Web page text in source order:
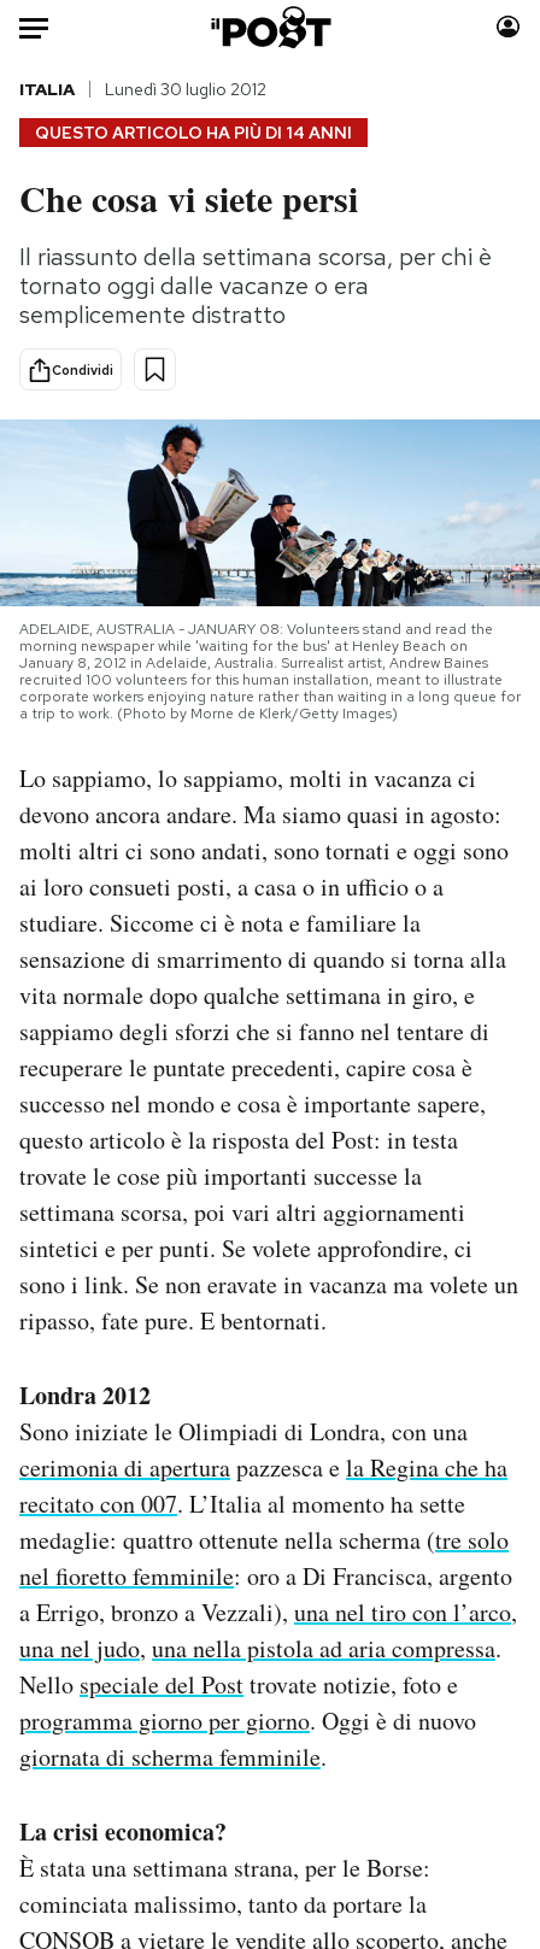
HOME
Italia
Politica
Tecnologia
Scienza
Economia
Moda
Consumismi
PODCAST
NEWSLETTER
SHOP
AREA PERSONALE
Area Personale
Newsletter
Notifiche mobile
Regala il Post
QUESTO ARTICOLO HA PIÙ DI 14 ANNI
ITALIA Lunedì 30 luglio 2012
Che cosa vi siete persi
Il riassunto della settimana scorsa, per chi è
tornato oggi dalle vacanze o era
semplicemente distratto
Condividi
ADELAIDE, AUSTRALIA - JANUARY 08: Volunteers stand and read the
morning newspaper while 'waiting for the bus' at Henley Beach on
January 8, 2012 in Adelaide, Australia. Surrealist artist, Andrew Baines
recruited 100 volunteers for this human installation, meant to illustrate
corporate workers enjoying nature rather than waiting in a long queue for
a trip to work. (Photo by Morne de Klerk/Getty Images)
Lo sappiamo, lo sappiamo, molti in vacanza ci
devono ancora andare. Ma siamo quasi in agosto:
molti altri ci sono andati, sono tornati e oggi sono
ai loro consueti posti, a casa o in ufficio o a
studiare. Siccome ci è nota e familiare la
sensazione di smarrimento di quando si torna alla
vita normale dopo qualche settimana in giro, e
sappiamo degli sforzi che si fanno nel tentare di
recuperare le puntate precedenti, capire cosa è
successo nel mondo e cosa è importante sapere,
questo articolo è la risposta del Post: in testa
trovate le cose più importanti successe la
settimana scorsa, poi vari altri aggiornamenti
sintetici e per punti. Se volete approfondire, ci
sono i link. Se non eravate in vacanza ma volete un
ripasso, fate pure. E bentornati.
Londra 2012
Sono iniziate le Olimpiadi di Londra, con una
cerimonia di aperturapazzesca ela Regina che ha
recitato con 007. L’Italia al momento ha sette
medaglie: quattro ottenute nella scherma (tre solo
nel fioretto femminile: oro a Di Francisca, argento
a Errigo, bronzo a Vezzali), una nel tiro con l’arco,
una nel judo, una nella pistola ad aria compressa.
Nello speciale del Posttrovate notizie, foto e
programma giorno per giorno. Oggi è di nuovo
giornata di scherma femminile.
La crisi economica?
È stata una settimana strana, per le Borse:
cominciata malissimo, tanto da portare la
CONSOB avietare le vendite allo scoperto, anche